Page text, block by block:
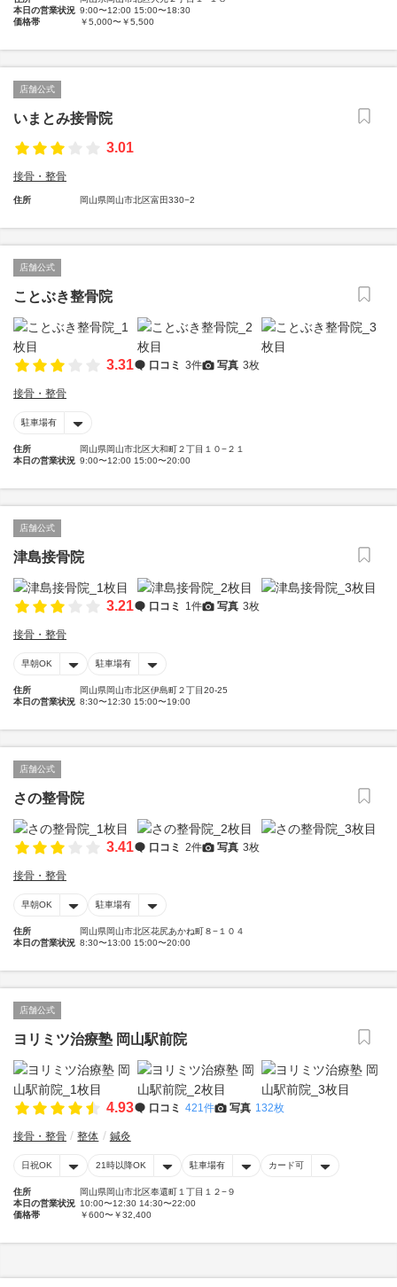
本日の営業状況 9:00〜12:00 15:00〜18:30
価格帯
￥5,000〜￥5,500
店舗公式
いまとみ接骨院
3.01
接骨・整骨
住所 岡山県岡山市北区富田330−2
店舗公式
ことぶき整骨院
3.31 口コミ 3件 写真 3枚
接骨・整骨
駐車場有
住所
岡山県岡山市北区大和町２丁目１０−２１
本日の営業状況 9:00〜12:00 15:00〜20:00
店舗公式
津島接骨院
3.21 口コミ 1件 写真 3枚
接骨・整骨
早朝OK 駐車場有
住所
岡山県岡山市北区伊島町２丁目20-25
本日の営業状況 8:30〜12:30 15:00〜19:00
店舗公式
さの整骨院
3.41 口コミ 2件 写真 3枚
接骨・整骨
早朝OK 駐車場有
住所
岡山県岡山市北区花尻あかね町８−１０４
本日の営業状況 8:30〜13:00 15:00〜20:00
店舗公式
ヨリミツ治療塾 岡山駅前院
4.93 口コミ 421件 写真 132枚
接骨・整骨 整体 鍼灸
日祝OK 21時以降OK 駐車場有 カード可
住所
岡山県岡山市北区奉還町１丁目１２−９
本日の営業状況 10:00〜12:30 14:30〜22:00
価格帯
￥600〜￥32,400